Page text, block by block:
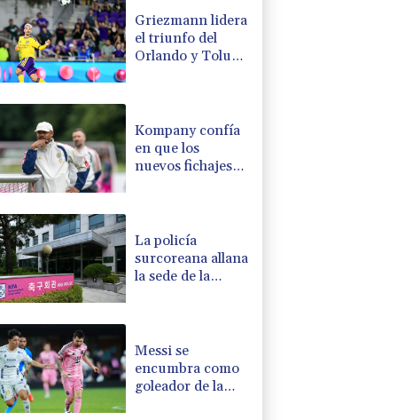
Griezmann lidera
el triunfo del
Orlando y Toluca
Kompany confía
en que los
nuevos fichajes
La policía
surcoreana allana
la sede de la
sobre su
entrenador
Messi se
encumbra como
goleador de la